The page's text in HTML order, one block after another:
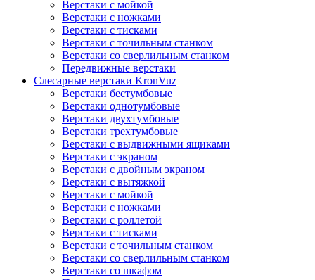
Верстаки с мойкой
Верстаки с ножками
Верстаки с тисками
Верстаки с точильным станком
Верстаки со сверлильным станком
Передвижные верстаки
Слесарные верстаки KronVuz
Верстаки бестумбовые
Верстаки однотумбовые
Верстаки двухтумбовые
Верстаки трехтумбовые
Верстаки с выдвижными ящиками
Верстаки с экраном
Верстаки с двойным экраном
Верстаки с вытяжкой
Верстаки с мойкой
Верстаки с ножками
Верстаки с роллетой
Верстаки с тисками
Верстаки с точильным станком
Верстаки со сверлильным станком
Верстаки со шкафом